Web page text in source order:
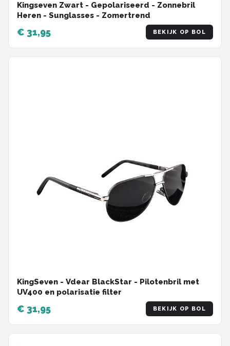
Kingseven Zwart - Gepolariseerd - Zonnebril
Heren - Sunglasses - Zomertrend
€ 31,95 BEKIJK OP BOL
KingSeven - Vdear BlackStar - Pilotenbril met
UV400 en polarisatie filter
€ 31,95 BEKIJK OP BOL